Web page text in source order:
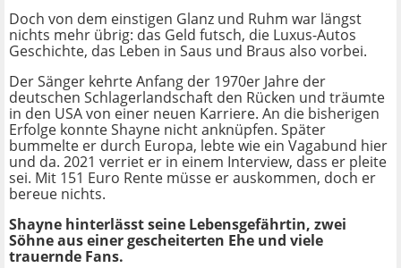
Doch von dem einstigen Glanz und Ruhm war längst
nichts mehr übrig: das Geld futsch, die Luxus-Autos
Geschichte, das Leben in Saus und Braus also vorbei.
Der Sänger kehrte Anfang der 1970er Jahre der
deutschen Schlagerlandschaft den Rücken und träumte
in den USA von einer neuen Karriere. An die bisherigen
Erfolge konnte Shayne nicht anknüpfen. Später
bummelte er durch Europa, lebte wie ein Vagabund hier
und da. 2021 verriet er in einem Interview, dass er pleite
sei. Mit 151 Euro Rente müsse er auskommen, doch er
bereue nichts.
Shayne hinterlässt seine Lebensgefährtin, zwei
Söhne aus einer gescheiterten Ehe und viele
trauernde Fans.